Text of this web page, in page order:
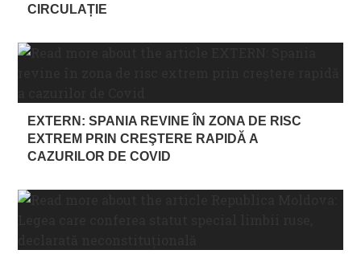
CIRCULAȚIE
EXTERN: SPANIA REVINE ÎN ZONA DE RISC
EXTREM PRIN CREŞTERE RAPIDĂ A
CAZURILOR DE COVID